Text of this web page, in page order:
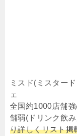
ミスド(ミスター
ェ
全国約1000店舗
舗弱(ドリンク飲
り詳しくリスト掲